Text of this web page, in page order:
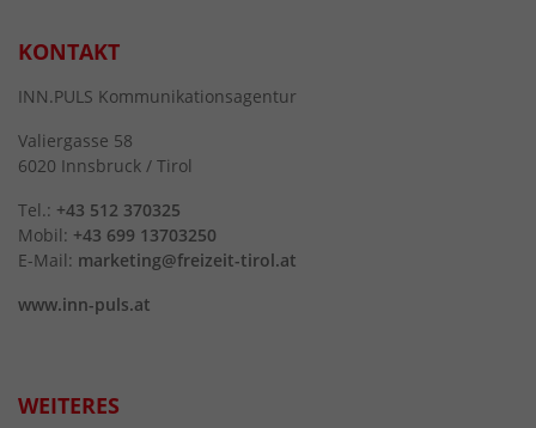
KONTAKT
INN.PULS Kommunikationsagentur
Valiergasse 58
6020 Innsbruck / Tirol
Tel.: +43 512 370325
Mobil: +43 699 13703250
E-Mail: marketing@freizeit-tirol.at
www.inn-puls.at
WEITERES